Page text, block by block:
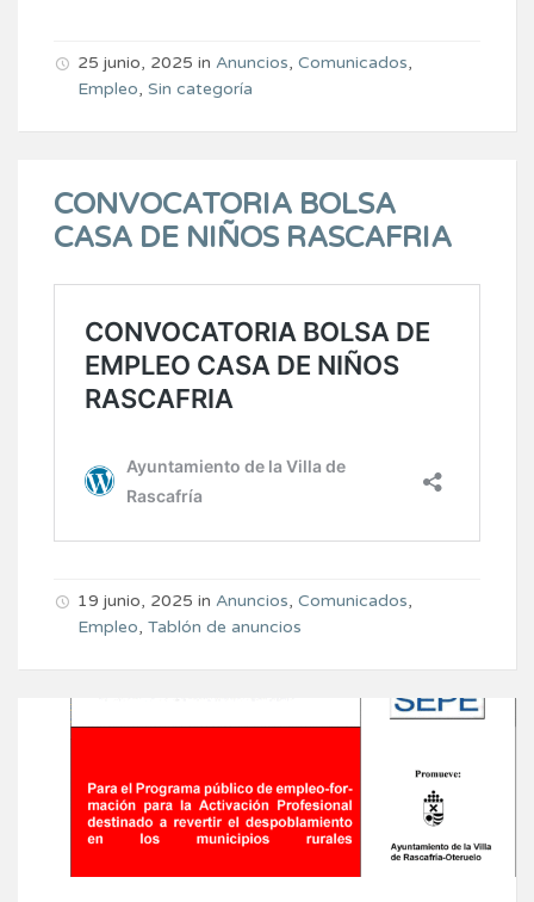
25 junio, 2025 in Anuncios, Comunicados,
Empleo, Sin categoría
CONVOCATORIA BOLSA
CASA DE NIÑOS RASCAFRIA
19 junio, 2025 in Anuncios, Comunicados,
Empleo, Tablón de anuncios